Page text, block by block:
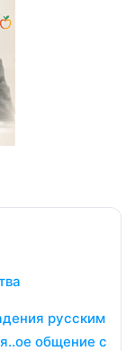
русским
общение с